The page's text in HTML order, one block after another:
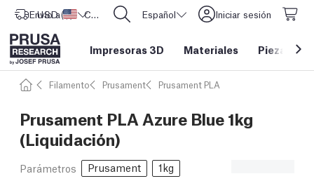
Envío a Estados Unidos
USD ($) CORE One L: ¡Ya disponible! Español Iniciar sesión
Impresoras 3D Materiales Piezas y
Filamento Prusament Prusament PLA
Prusament PLA Azure Blue 1kg
(Liquidación)
Parámetros Prusament
1kg